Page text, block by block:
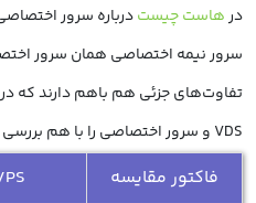
درهاست چیستدرباره سرور
سرور نیمه اختصاصی همان سرور
تفاوت‌های جزئی هم باهم دارند که
VDS و سرور اختصاصی را با هم بررسی می‌کنیم.
فاکتور مقایسه